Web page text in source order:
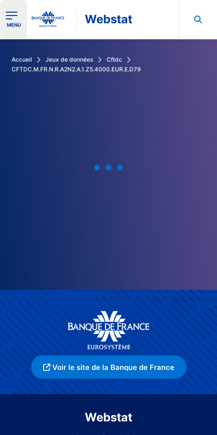
Ouvrir le menu de navigation
MENU Webstat
Accueil Jeux de données
Cftdc
CFTDC.M.FR.N.R.A2N2.A.1.Z5.4000.EUR.E.D79
Voir le site de la Banque de France
Webstat